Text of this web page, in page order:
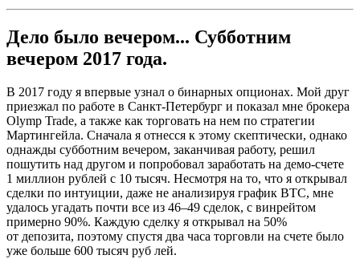
Дело было вечером... Субботним
вечером 2017 года.
В 2017 году я впервые узнал о бинарных опционах. Мой друг
приезжал по работе в Санкт-Петербург и показал мне брокера
Olymp Trade, а также как торговать на нем по стратегии
Мартингейла. Сначала я отнесся к этому скептически, однако
однажды субботним вечером, заканчивая работу, решил
пошутить над другом и попробовал заработать на демо‑счете
1 миллион рублей с 10 тысяч. Несмотря на то, что я открывал
сделки по интуиции, даже не анализируя график BTC, мне
удалось угадать почти все из 46–49 сделок, с винрейтом
примерно 90%. Каждую сделку я открывал на 50%
от депозита, поэтому спустя два часа торговли на счете было
уже больше 600 тысяч руб лей.